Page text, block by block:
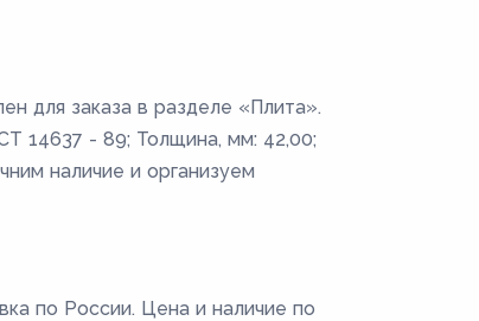
для заказа в разделе «Плита».
14637 - 89; Толщина, мм: 42,00;
наличие и организуем
по России. Цена и наличие по